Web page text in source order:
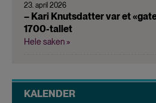
23. april 2026
– Kari Knutsdatter var et
1700-tallet
Hele saken »
KALENDER